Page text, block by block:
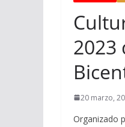
2023
20 marzo,
Organizado